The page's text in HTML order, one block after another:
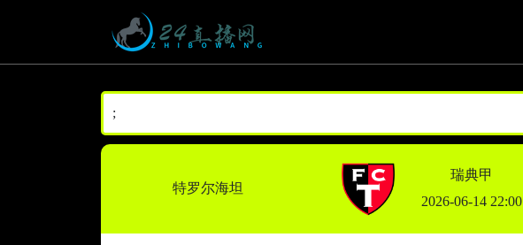
;
特罗尔海坦
瑞典甲
2026-06-14 22:00